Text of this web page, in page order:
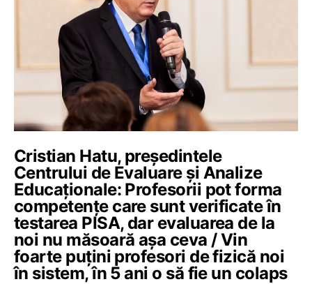
Cristian Hatu, președintele
Centrului de Evaluare și Analize
Educaționale: Profesorii pot forma
competențe care sunt verificate în
testarea PISA, dar evaluarea de la
noi nu măsoară așa ceva / Vin
foarte puțini profesori de fizică noi
în sistem, în 5 ani o să fie un colaps